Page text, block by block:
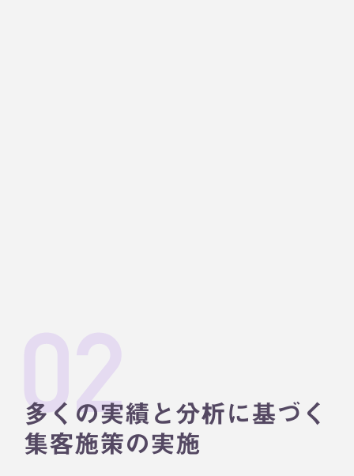
多くの実績と分析に基づく
集客施策の実施